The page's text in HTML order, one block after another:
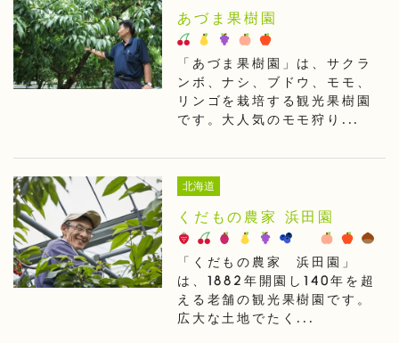
あづま果樹園
「あづま果樹園」は、サクラ
ンボ、ナシ、ブドウ、モモ、
リンゴを栽培する観光果樹園
です。大人気のモモ狩り...
北海道
くだもの農家 浜田園
「くだもの農家 浜田園」
は、1882年開園し140年を超
える老舗の観光果樹園です。
広大な土地でたく...